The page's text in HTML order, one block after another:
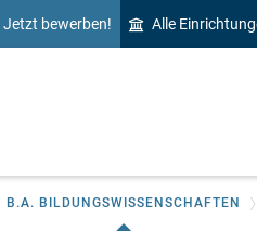
Jetzt bewerben! Alle
B.A. BILDUNGSWISSENSCHAFTEN